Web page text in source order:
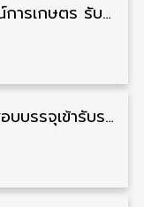
ธนาคารเพื่อการเกษตรและสหกรณ์การเกษตร รับสมัครบุคคลเพื่อเป็นผู้ช่วยพนักงาน วุฒิ ป.ตรี 5 อัตรา รับสมัคร 4 – 14 สิงหาคม
สํานักงานศาลปกครอง รับสมัครสอบบรรจุเข้ารับราชการ วุฒิ ป.ตรี 72 อัตรา รับสมัคร 31 สิงหาคม – 18 กันยายน